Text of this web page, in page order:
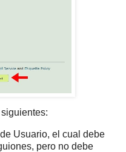
Usuario, el cual debe
pero no debe